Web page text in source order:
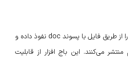
را از طریق فایل با پسوند doc نفوذ داده و
می‌کنند. این باج افزار از قابلیت